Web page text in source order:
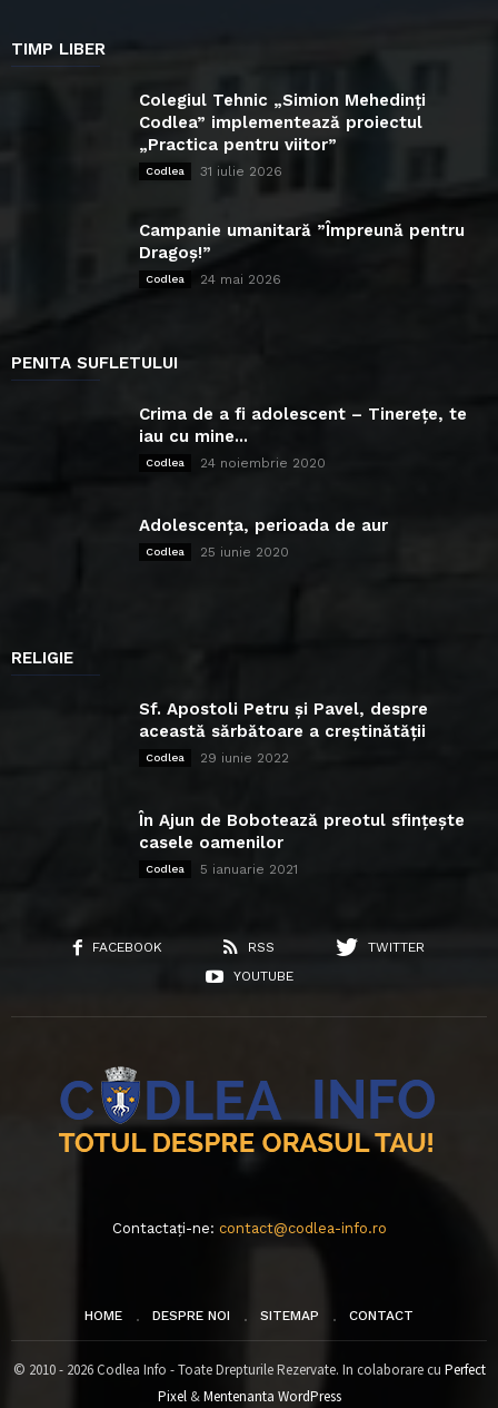
TIMP LIBER
Colegiul Tehnic „Simion Mehedinți
Codlea” implementează proiectul
„Practica pentru viitor”
Codlea 31 iulie 2026
Campanie umanitară ”Împreună pentru
Dragoș!”
Codlea 24 mai 2026
PENITA SUFLETULUI
Crima de a fi adolescent – Tinerețe, te
iau cu mine...
Codlea 24 noiembrie 2020
Adolescența, perioada de aur
Codlea 25 iunie 2020
RELIGIE
Sf. Apostoli Petru și Pavel, despre
această sărbătoare a creștinătății
Codlea 29 iunie 2022
În Ajun de Bobotează preotul sfințește
casele oamenilor
Codlea 5 ianuarie 2021
FACEBOOK RSS
TWITTER
YOUTUBE
Contactați-ne: contact@codlea-info.ro
HOME DESPRE NOI SITEMAP CONTACT
© 2010 - 2026 Codlea Info - Toate Drepturile Rezervate. In colaborare cu Perfect
Pixel&Mentenanta WordPress